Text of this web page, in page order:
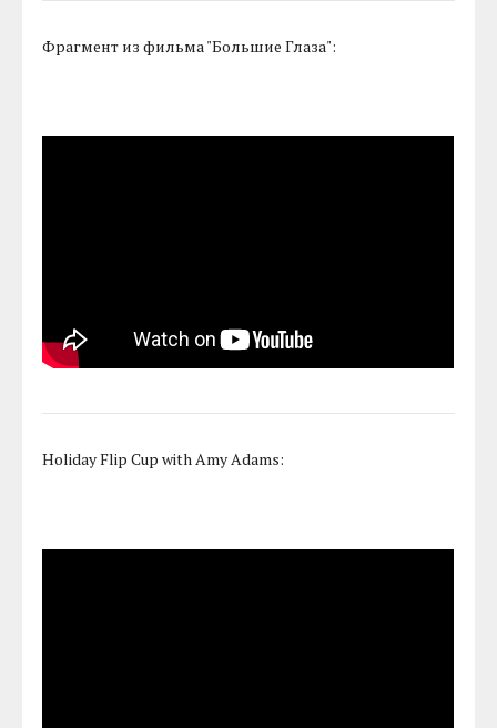
Фрагмент из фильма "Большие Глаза":
Holiday Flip Cup with Amy Adams: